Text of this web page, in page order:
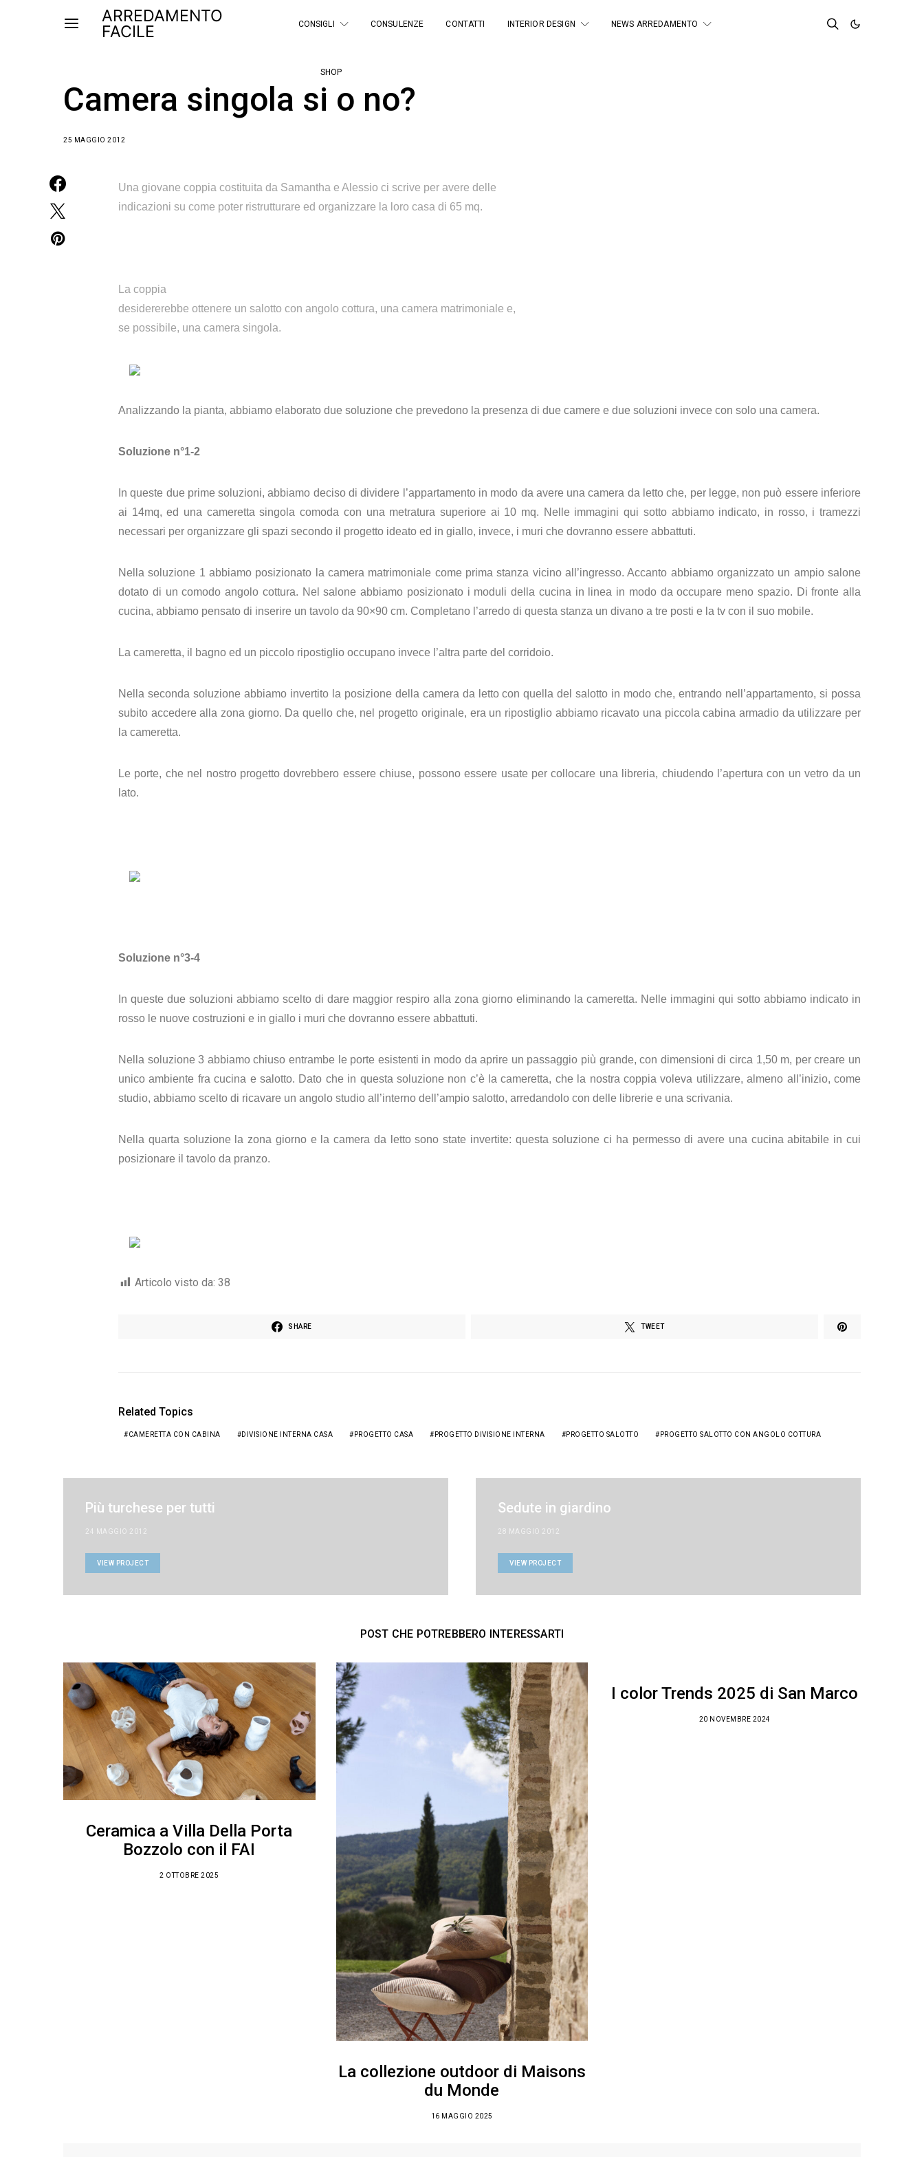
ARREDAMENTO
FACILE
CONSIGLI CONSULENZE CONTATTI INTERIOR DESIGN NEWS ARREDAMENTO
SHOP
Camera singola si o no?
25 MAGGIO 2012
Una giovane coppia costituita da Samantha e Alessio ci scrive per avere delle
indicazioni su come poter ristrutturare ed organizzare la loro casa di 65 mq.
La coppia
desidererebbe ottenere un salotto con angolo cottura, una camera matrimoniale e,
se possibile, una camera singola.
Analizzando la pianta, abbiamo elaborato due soluzione che prevedono la presenza di due camere e due soluzioni invece con solo una camera.
Soluzione n°1-2
In queste due prime soluzioni, abbiamo deciso di dividere l’appartamento in modo da avere una camera da letto che, per legge, non può essere inferiore
ai 14mq, ed una cameretta singola comoda con una metratura superiore ai 10 mq. Nelle immagini qui sotto abbiamo indicato, in rosso, i tramezzi
necessari per organizzare gli spazi secondo il progetto ideato ed in giallo, invece, i muri che dovranno essere abbattuti.
Nella soluzione 1 abbiamo posizionato la camera matrimoniale come prima stanza vicino all’ingresso. Accanto abbiamo organizzato un ampio salone
dotato di un comodo angolo cottura. Nel salone abbiamo posizionato i moduli della cucina in linea in modo da occupare meno spazio. Di fronte alla
cucina, abbiamo pensato di inserire un tavolo da 90×90 cm. Completano l’arredo di questa stanza un divano a tre posti e la tv con il suo mobile.
La cameretta, il bagno ed un piccolo ripostiglio occupano invece l’altra parte del corridoio.
Nella seconda soluzione abbiamo invertito la posizione della camera da letto con quella del salotto in modo che, entrando nell’appartamento, si possa
subito accedere alla zona giorno. Da quello che, nel progetto originale, era un ripostiglio abbiamo ricavato una piccola cabina armadio da utilizzare per
la cameretta.
Le porte, che nel nostro progetto dovrebbero essere chiuse, possono essere usate per collocare una libreria, chiudendo l’apertura con un vetro da un
lato.
Soluzione n°3-4
In queste due soluzioni abbiamo scelto di dare maggior respiro alla zona giorno eliminando la cameretta. Nelle immagini qui sotto abbiamo indicato in
rosso le nuove costruzioni e in giallo i muri che dovranno essere abbattuti.
Nella soluzione 3 abbiamo chiuso entrambe le porte esistenti in modo da aprire un passaggio più grande, con dimensioni di circa 1,50 m, per creare un
unico ambiente fra cucina e salotto. Dato che in questa soluzione non c’è la cameretta, che la nostra coppia voleva utilizzare, almeno all’inizio, come
studio, abbiamo scelto di ricavare un angolo studio all’interno dell’ampio salotto, arredandolo con delle librerie e una scrivania.
Nella quarta soluzione la zona giorno e la camera da letto sono state invertite: questa soluzione ci ha permesso di avere una cucina abitabile in cui
posizionare il tavolo da pranzo.
Articolo visto da: 38
SHARE TWEET
Related Topics
CAMERETTA CON CABINA DIVISIONE INTERNA CASA PROGETTO CASA PROGETTO DIVISIONE INTERNA PROGETTO SALOTTO PROGETTO SALOTTO CON ANGOLO COTTURA
Più turchese per tutti
24 MAGGIO 2012
VIEW PROJECT
Sedute in giardino
28 MAGGIO 2012
VIEW PROJECT
POST CHE POTREBBERO INTERESSARTI
Ceramica a Villa Della Porta
Bozzolo con il FAI
2 OTTOBRE 2025
La collezione outdoor di Maisons
du Monde
16 MAGGIO 2025
I color Trends 2025 di San Marco
20 NOVEMBRE 2024